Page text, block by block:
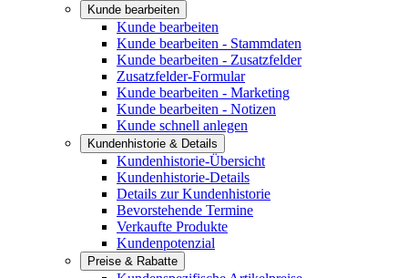
Kunde bearbeiten
Kunde bearbeiten
Kunde bearbeiten - Stammdaten
Kunde bearbeiten - Zusatzfelder
Zusatzfelder-Formular
Kunde bearbeiten - Marketing
Kunde bearbeiten - Notizen
Kunde schnell anlegen
Kundenhistorie & Details
Kundenhistorie-Übersicht
Kundenhistorie-Details
Details zur Kundenhistorie
Bevorstehende Termine
Verkaufte Produkte
Kundenpotenzial
Preise & Rabatte